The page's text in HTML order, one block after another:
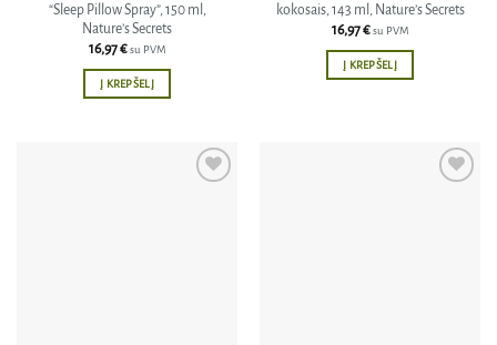
“Sleep Pillow Spray”, 150 ml,
Nature’s Secrets
16,97€ su PVM
Į KREPŠELĮ
kokosais, 143 ml, Nature’s Secrets
16,97€ su PVM
Į KREPŠELĮ